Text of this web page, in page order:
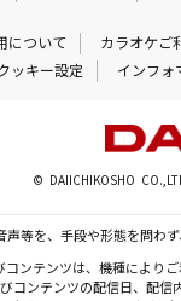
について カラオケご
ッキー設定 インフォ
© DAIICHIKOSHO
等を、手段や形態を問わ
コンテンツは、機種により
コンテンツの配信日、配信